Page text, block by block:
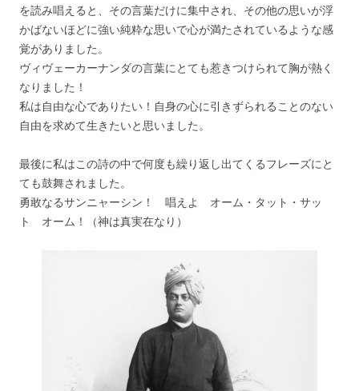
を読み唱えると、その言葉だけに集中され、その他の思いが浮
かばないほどに強い純粋な思いで心が満たされているような感
覚がありました。
ヴィヴェーカーナンダの言葉にとても惹きつけられて胸が熱く
なりました！
私は自由な心でありたい！自身の心に引きずられることのない
自由を求めて生きたいと思いました。
最後に私はこの詩の中で何度も繰り返し出てくるフレーズにと
ても鼓舞されました。
勇敢なるサンニャーシン！ 唱えよ オーム・タット・サッ
ト オーム！（神は真実在なり）